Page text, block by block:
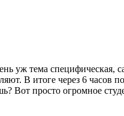
уж тема
В итоге через 6
Вот просто огромное